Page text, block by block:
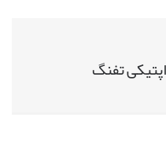
تفنگ